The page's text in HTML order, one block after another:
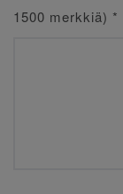
1500 merkkiä) *